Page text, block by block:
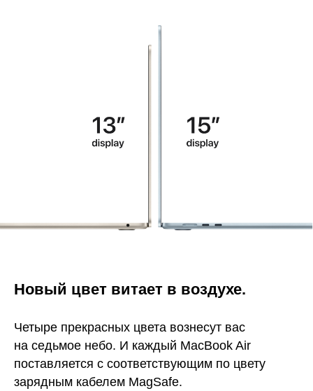
Новый цвет витает в воздухе.
Четыре прекрасных цвета вознесут вас
на седьмое небо. И каждый MacBook Air
поставляется с соответствующим по цвету
зарядным кабелем MagSafe.